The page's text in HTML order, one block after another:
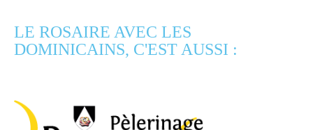
LE ROSAIRE AVEC LES
DOMINICAINS, C'EST AUSSI :